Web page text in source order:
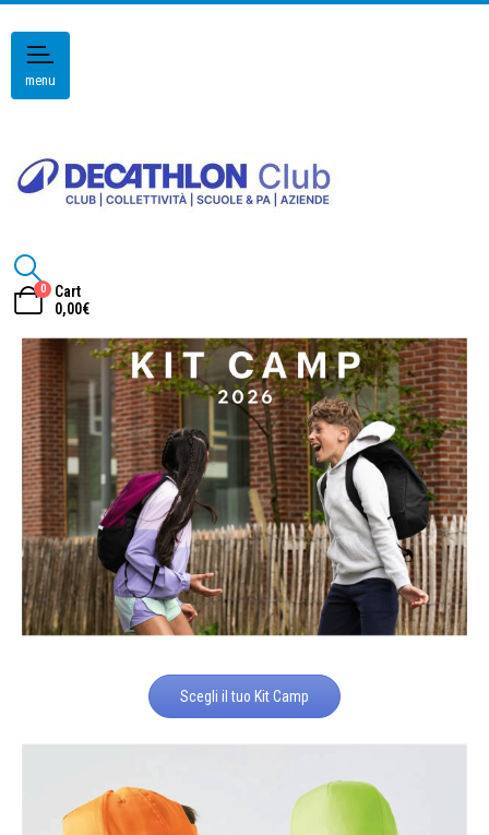
menu
0
Cart
0,00€
Scegli il tuo Kit Camp